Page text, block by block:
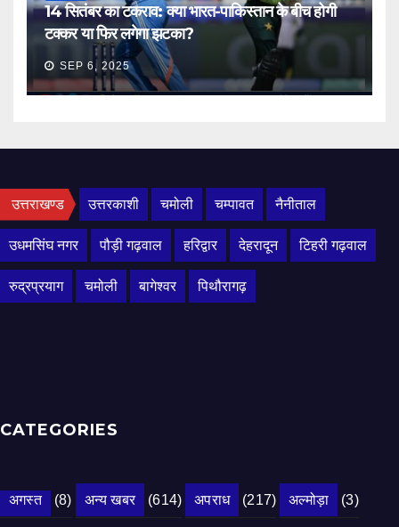
14 सितंबर का टकराव: क्या भारत-पाकिस्तान के बीच होगी
टक्कर या फिर लगेगा झटका?
SEP 6, 2025
उत्तराखण्ड उत्तरकाशी चमोली चम्पावत नैनीताल
उधमसिंघ नगर पौड़ी गढ़वाल हरिद्वार देहरादून टिहरी गढ़वाल
रुद्रप्रयाग चमोली बागेश्वर पिथौरागढ़
CATEGORIES
अगस्त (8) अन्य खबर (614) अपराध (217) अल्मोड़ा (3)